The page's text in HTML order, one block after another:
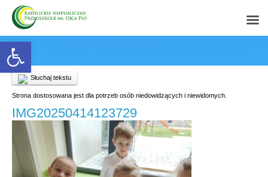
Open toolbar
Słuchaj tekstu
Strona dostosowana jest dla potrzeb osób niedowidzących i niewidomych.
IMG20250414123729